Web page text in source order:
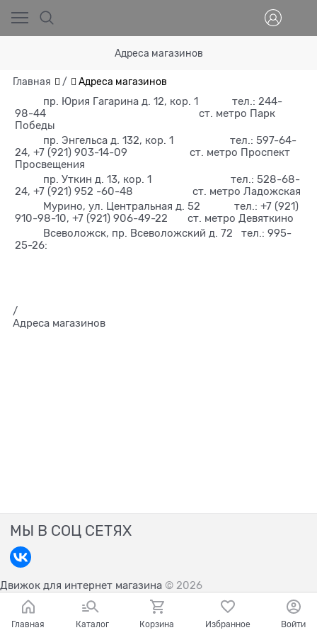
Адреса магазинов
Главная /
Адреса магазинов
пр. Юрия Гагарина д. 12, кор. 1 тел.: 244-
98-44 ст. метро Парк
Победы
пр. Энгельса д. 132, кор. 1 тел.: 597-64-
24, +7 (921) 903-14-09 ст. метро Проспект
Просвещения
пр. Уткин д. 13, кор. 1 тел.: 528-68-
24, +7 (921) 952 -60-48 ст. метро Ладожская
Мурино, ул. Центральная д. 52 тел.: +7 (921)
910-98-10, +7 (921) 906-49-22 ст. метро Девяткино
Всеволожск, пр. Всеволожский д. 72 тел.: 995-
25-26:
/
Адреса магазинов
МЫ В СОЦ СЕТЯХ
Движок для интернет магазина © 2026
Главная Каталог Корзина Избранное Войти